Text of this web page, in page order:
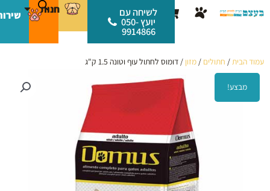
לתוכן
עגלת
קניות
לשיחה עם
יועץ 050-
9914866
חנות
עמוד הבית/ חתולים / מזון / דומוס לחתול עוף וטונה 1.5 ק"ג
מבצע!